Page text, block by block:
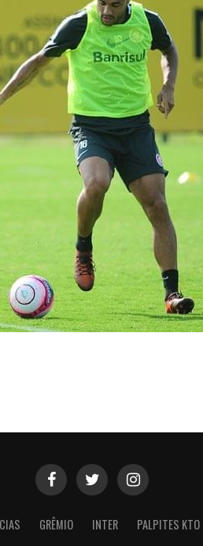
GRÊMIO INTER PALPITES KTO